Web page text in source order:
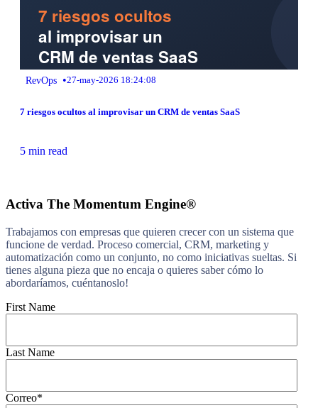
RevOps •27-may-2026 18:24:08
7 riesgos ocultos al improvisar un CRM de ventas SaaS
5 min read
Activa The Momentum Engine®
Trabajamos con empresas que quieren crecer con un sistema que
funcione de verdad. Proceso comercial, CRM, marketing y
automatización como un conjunto, no como iniciativas sueltas. Si
tienes alguna pieza que no encaja o quieres saber cómo lo
abordaríamos, cuéntanoslo!
First Name
Last Name
Correo*